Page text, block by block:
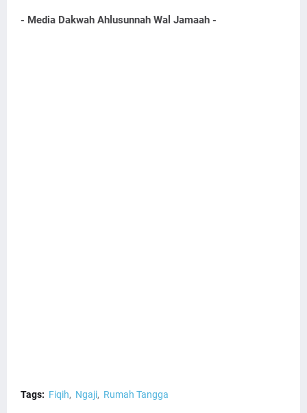
- Media Dakwah Ahlusunnah Wal Jamaah -
Tags: Fiqih Ngaji Rumah Tangga